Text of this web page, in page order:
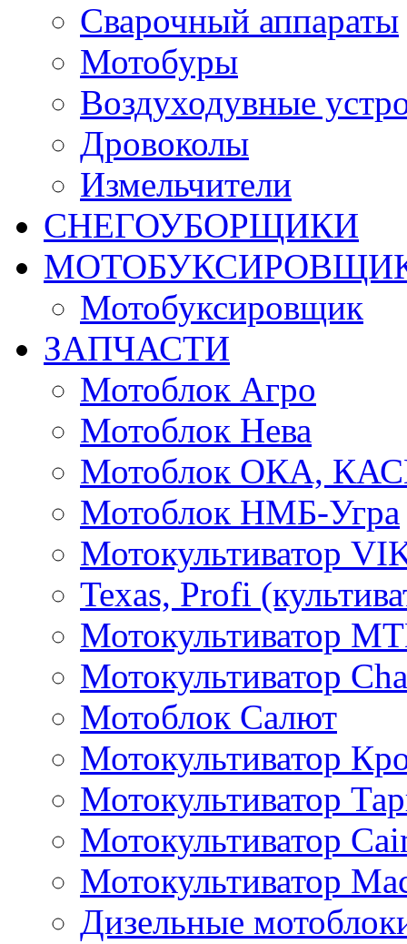
Сварочный аппараты
Мотобуры
Воздуходувные
Дровоколы
Измельчители
СНЕГОУБОРЩИКИ
Мотобуксировщик
ЗАПЧАСТИ
Мотоблок Агро
Мотоблок Нева
Мотоблок ОКА,
Мотоблок НМБ-Угра
Мотокультиватор
Texas, Profi
Мотокультиватор
Мотокультиватор
Мотоблок Салют
Мотокультиватор
Мотокультиватор
Мотокультиватор
Мотокультиватор
Дизельные